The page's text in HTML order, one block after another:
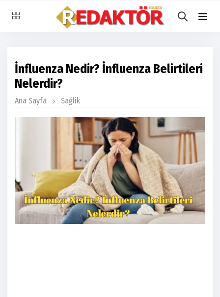
İnfluenza Nedir? İnfluenza Belirtileri
Nelerdir?
Ana Sayfa Sağlik